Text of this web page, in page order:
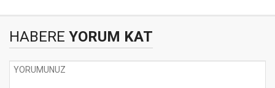
HABERE YORUM KAT